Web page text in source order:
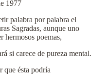
1977
palabra por palabra el
Sagradas, aunque uno
hermosos poemas,
si carece de pureza mental.
que ésta podría